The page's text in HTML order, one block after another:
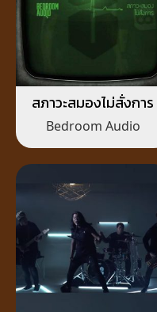
สภาวะสมองไม่สั่งการ
Bedroom Audio